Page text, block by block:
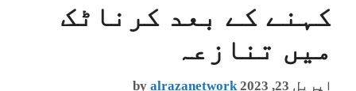
کہنے کے بعد کرناٹک
میں تنازعہ
اپریل 23, 2023 by alrazanetwork